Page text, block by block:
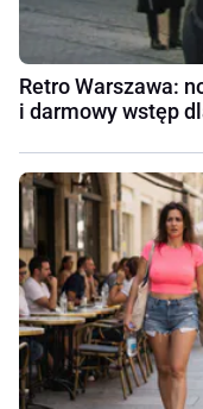
Retro Warszawa:
i darmowy wstęp